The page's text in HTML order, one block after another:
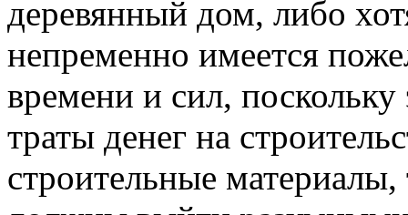
деревянный дом, либо
непременно имеется
времени и сил,
траты денег на
строительные